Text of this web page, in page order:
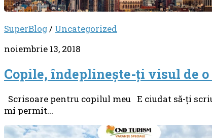
SuperBlog/ Uncategorized
noiembrie 13, 2018
Copile, îndeplineşte-ţi visul de
Scrisoare pentru copilul meu E ciudat să-ţi
mi permit...